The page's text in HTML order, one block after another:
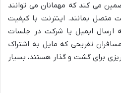
می کند که مهمانان می توانند
متصل بمانند. اینترنت با کیفیت
ارسال ایمیل یا شرکت در جلسات
تفریحی که مایل به اشتراک
برای گشت و گذار هستند، بسیار